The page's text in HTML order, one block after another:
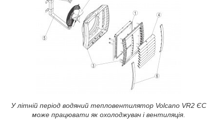
У літній період водяний тепловентилятор Volcano VR2 ЄС
може працювати як охолоджувач і вентиляція